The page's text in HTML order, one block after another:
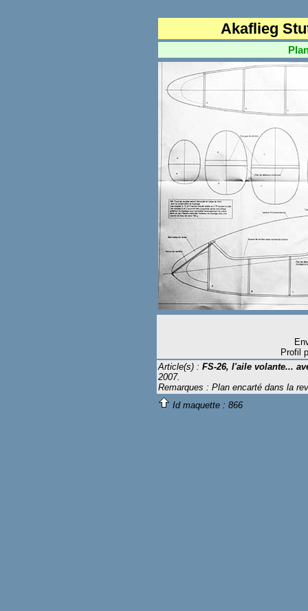
Akaflieg
Plan
Profil
Article(s) : FS-26, l'aile volante...
2007.
Remarques : Plan encarté dans la
Id maquette : 866